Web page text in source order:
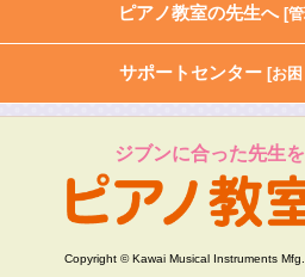
ピアノ教室の先生へ [
サポートセンター [お
ジブンに合った先生
Copyright © Kawai Musical Instruments